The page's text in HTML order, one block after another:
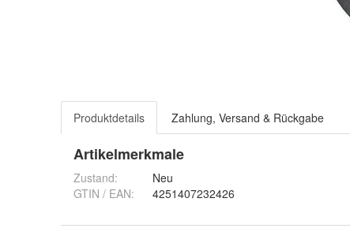
Produktdetails Zahlung, Versand & Rückgabe
Artikelmerkmale
Zustand:
Neu
GTIN / EAN:
4251407232426